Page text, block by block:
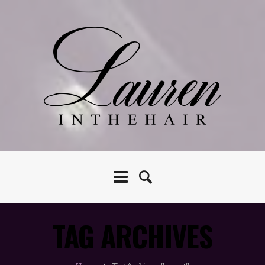
TAG ARCHIVES